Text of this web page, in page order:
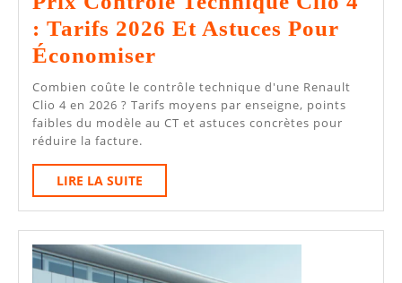
: Tarifs 2026 Et Astuces Pour
Économiser
Contrôle
Technique
Clio
4
:
Tarifs
2026
Et
Combien coûte le contrôle technique d'une Renault
Clio 4 en 2026 ? Tarifs moyens par enseigne, points
faibles du modèle au CT et astuces concrètes pour
réduire la facture.
LIRE LA SUITE
LA